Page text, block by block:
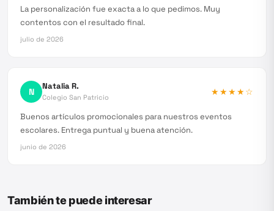
La personalización fue exacta a lo que pedimos. Muy
contentos con el resultado final.
julio de 2026
N Natalia R.
Colegio San Patricio
★★★★☆
Buenos artículos promocionales para nuestros eventos
escolares. Entrega puntual y buena atención.
junio de 2026
También te puede interesar